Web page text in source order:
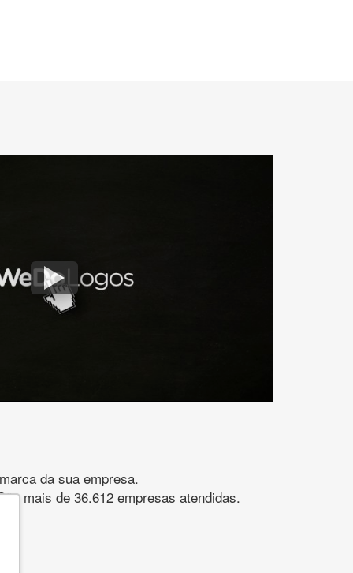
da sua empresa.
mais de 36.612 empresas atendidas.